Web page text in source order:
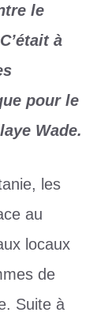
le
à
pour le
Wade.
les
au
locaux
de
Suite à